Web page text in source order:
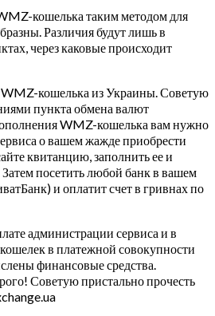
кошелька таким методом для
Различия будут лишь в
через каковые происходит
кошелька из Украины. Советую
пункта обмена валют
WMZ-кошелька вам нужно
о вашем жажде приобрести
квитанцию, заполнить ее и
Затем посетить любой банк в вашем
и оплатит счет в гривнах по
администрации сервиса и в
в платежной совокупности
финансовые средства.
Советую пристально прочесть